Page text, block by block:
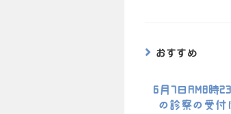
おすすめ
6月7日AM8時
の診察の受付